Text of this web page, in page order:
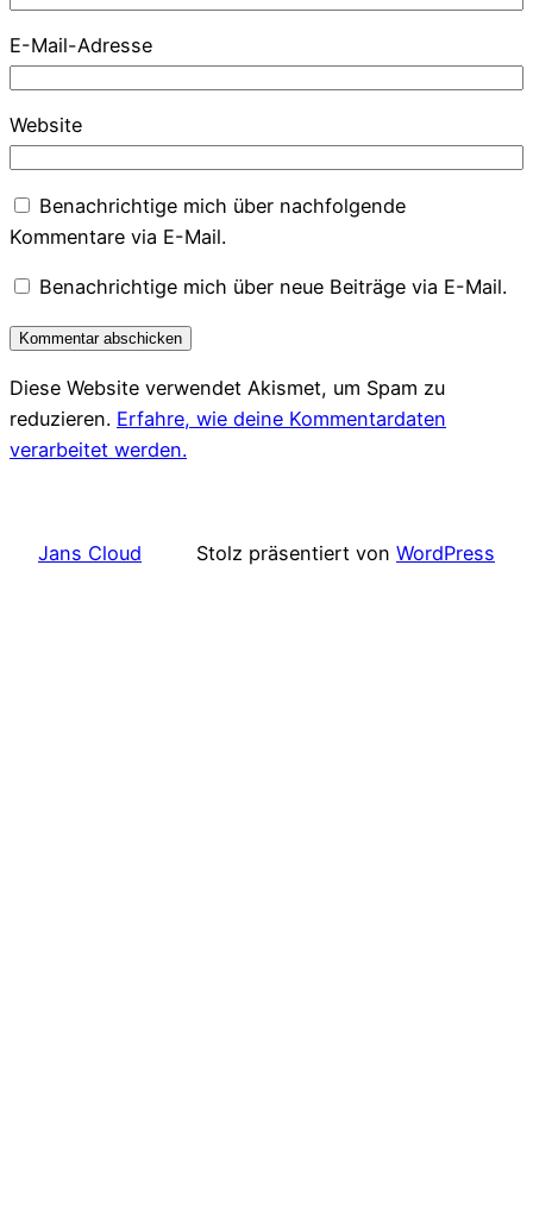
E-Mail-Adresse
Website
Benachrichtige mich über nachfolgende
Kommentare via E-Mail.
Benachrichtige mich über neue Beiträge via E-Mail.
Diese Website verwendet Akismet, um Spam zu
reduzieren. Erfahre, wie deine Kommentardaten
verarbeitet werden.
Jans Cloud Stolz präsentiert von WordPress